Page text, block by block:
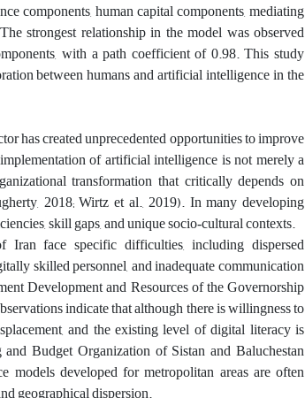
components, human capital components, mediating
strongest relationship in the model was observed
with a path coefficient of 0.98. This study
between humans and artificial intelligence in the
has created unprecedented opportunities to improve
of artificial intelligence is not merely a
transformation that critically depends on
2018; Wirtz et al., 2019). In many developing
skill gaps, and unique socio‑cultural contexts.
face specific difficulties, including dispersed
skilled personnel, and inadequate communication
Development and Resources of the Governorship
indicate that although there is willingness to
and the existing level of digital literacy is
Budget Organization of Sistan and Baluchestan
models developed for metropolitan areas are often